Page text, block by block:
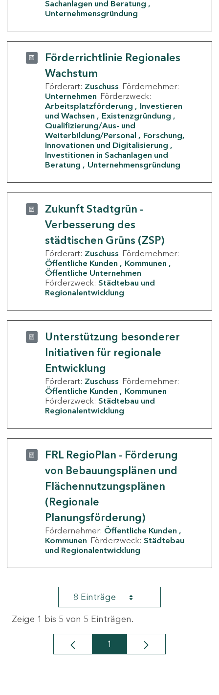
Sachanlagen und Beratung
Unternehmensgründung
Förderrichtlinie Regionales
Wachstum
Förderart: Zuschuss Fördernehmer:
Unternehmen Förderzweck:
Arbeitsplatzförderung
Investieren
und Wachsen
Existenzgründung
Qualifizierung/Aus- und
Weiterbildung/Personal
Forschung,
Innovationen und Digitalisierung
Investitionen in Sachanlagen und
Beratung
Unternehmensgründung
Zukunft Stadtgrün -
Verbesserung des
städtischen Grüns (ZSP)
Förderart: Zuschuss Fördernehmer:
Öffentliche Kunden
Kommunen
Öffentliche Unternehmen
Förderzweck: Städtebau und
Regionalentwicklung
Unterstützung besonderer
Initiativen für regionale
Entwicklung
Förderart: Zuschuss Fördernehmer:
Öffentliche Kunden
Kommunen
Förderzweck: Städtebau und
Regionalentwicklung
FRL RegioPlan - Förderung
von Bebauungsplänen und
Flächennutzungsplänen
(Regionale
Planungsförderung)
Fördernehmer: Öffentliche Kunden
Kommunen Förderzweck: Städtebau
und Regionalentwicklung
8 Einträge
Zeige 1 bis 5 von 5 Einträgen.
Seite
1